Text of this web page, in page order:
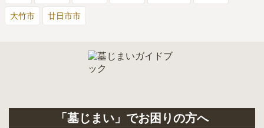
大竹市 廿日市市
「墓じまい」でお困りの方へ